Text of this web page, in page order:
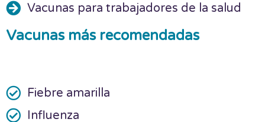
Vacunas para trabajadores de la salud
Vacunas más recomendadas
Fiebre amarilla
Influenza